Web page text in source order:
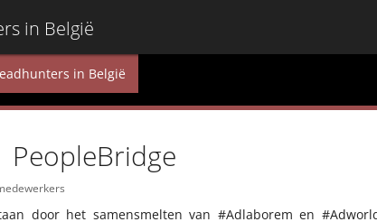
in België
in België
PeopleBridge
door het samensmelten van #Adlaborem en